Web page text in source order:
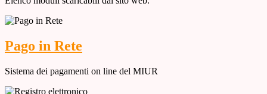
Pago in Rete
Sistema dei pagamenti on line del MIUR